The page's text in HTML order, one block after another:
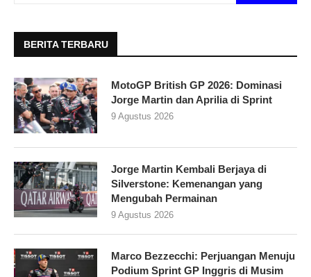
BERITA TERBARU
MotoGP British GP 2026: Dominasi
Jorge Martin dan Aprilia di Sprint
9 Agustus 2026
Jorge Martin Kembali Berjaya di
Silverstone: Kemenangan yang
Mengubah Permainan
9 Agustus 2026
Marco Bezzecchi: Perjuangan Menuju
Podium Sprint GP Inggris di Musim